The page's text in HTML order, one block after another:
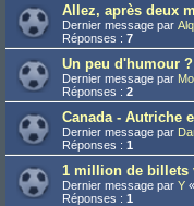
Allez, après deux
Dernier message par
Réponses : 7
Un peu d'humour ?
Dernier message par
Réponses : 2
Canada - Autriche
Dernier message par
Réponses : 1
1 million de billets
Dernier message par Y «
Réponses : 1